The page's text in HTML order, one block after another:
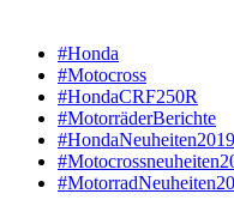
#Honda
#Motocross
#HondaCRF250R
#MotorräderBerichte
#HondaNeuheiten2019